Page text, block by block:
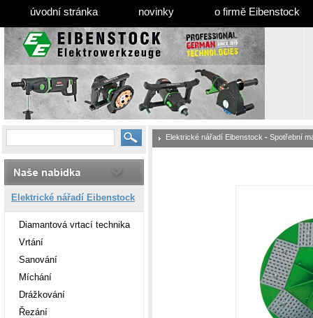
úvodní stránka novinky o firmě Eibenstock
Elektrické nářadí Eibenstock
Diamantová vrtací technika
Vrtání
Sanování
Míchání
Drážkování
Řezání
Elektrické nářadí Eibenstock - Spotřební